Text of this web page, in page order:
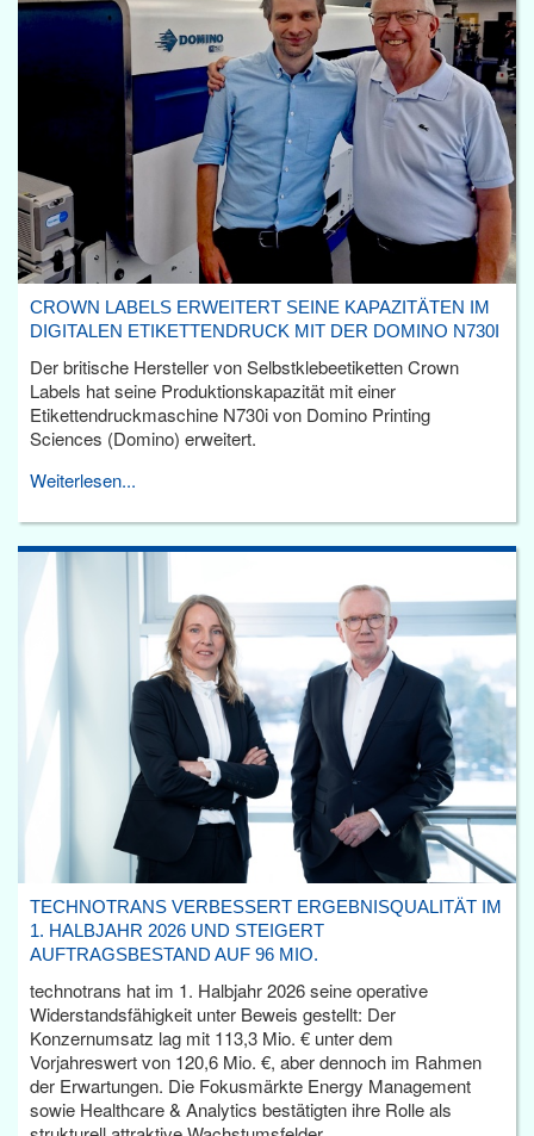
CROWN LABELS ERWEITERT SEINE KAPAZITÄTEN IM
DIGITALEN ETIKETTENDRUCK MIT DER DOMINO N730I
Der britische Hersteller von Selbstklebeetiketten Crown
Labels hat seine Produktionskapazität mit einer
Etikettendruckmaschine N730i von Domino Printing
Sciences (Domino) erweitert.
Weiterlesen...
TECHNOTRANS VERBESSERT ERGEBNISQUALITÄT IM
1. HALBJAHR 2026 UND STEIGERT
AUFTRAGSBESTAND AUF 96 MIO.
technotrans hat im 1. Halbjahr 2026 seine operative
Widerstandsfähigkeit unter Beweis gestellt: Der
Konzernumsatz lag mit 113,3 Mio. € unter dem
Vorjahreswert von 120,6 Mio. €, aber dennoch im Rahmen
der Erwartungen. Die Fokusmärkte Energy Management
sowie Healthcare & Analytics bestätigten ihre Rolle als